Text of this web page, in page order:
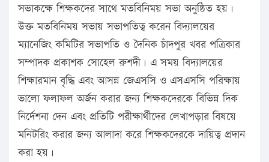
সভাকক্ষে শিক্ষকদের সাথে মতবিনিময় সভা অনুষ্ঠিত হয়।
উক্ত মতবিনিময় সভায় সভাপতিত্ব করেন বিদ্যালয়ের
ম্যানেজিং কমিটির সভাপতি ও দৈনিক চাঁদপুর খবর পত্রিকার
সম্পাদক প্রকাশক সোহেল রুশদী। এ সময় বিদ্যালয়ের
শিক্ষারমান বৃদ্ধি এবং আসন্ন জেএসসি ও এসএসসি পরিক্ষায়
ভালো ফলাফল অর্জন করার জন্য শিক্ষকদেরকে বিভিন্ন দিক
নির্দেশনা দেন এবং প্রতিটি পরীক্ষার্থীদের লেখাপড়ার বিষয়ে
মনিটরিং করার জন্য আলাদা করে শিক্ষকদেরকে দায়িত্ব প্রদান
করা হয়।